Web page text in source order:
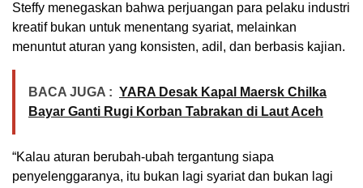
Steffy menegaskan bahwa perjuangan para pelaku industri
kreatif bukan untuk menentang syariat, melainkan
menuntut aturan yang konsisten, adil, dan berbasis kajian.
BACA JUGA : YARA Desak Kapal Maersk Chilka
Bayar Ganti Rugi Korban Tabrakan di Laut Aceh
“Kalau aturan berubah-ubah tergantung siapa
penyelenggaranya, itu bukan lagi syariat dan bukan lagi